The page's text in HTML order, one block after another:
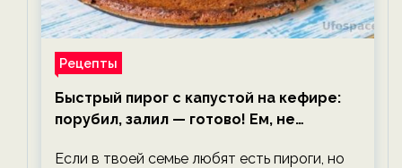
Рецепты
Быстрый пирог с капустой на кефире:
порубил, залил — готово! Ем, не
Если в твоей семье любят есть пироги, но